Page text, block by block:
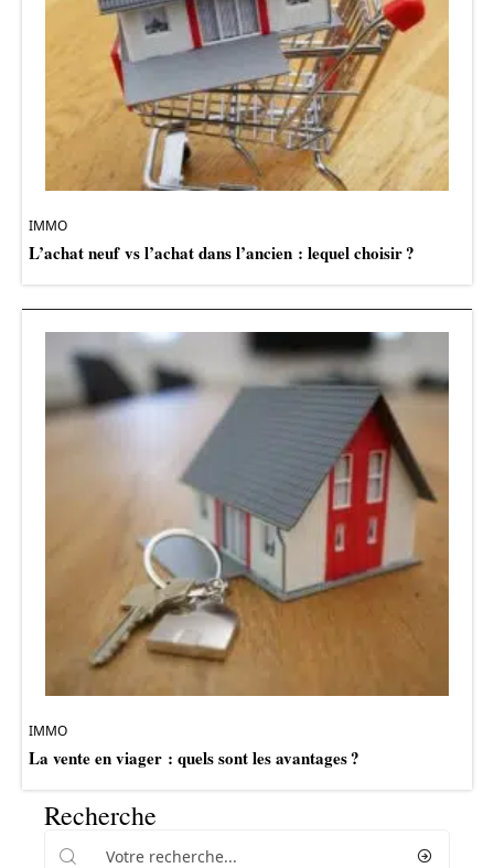
IMMO
L’achat neuf vs l’achat dans l’ancien : lequel choisir ?
IMMO
La vente en viager : quels sont les avantages ?
Recherche